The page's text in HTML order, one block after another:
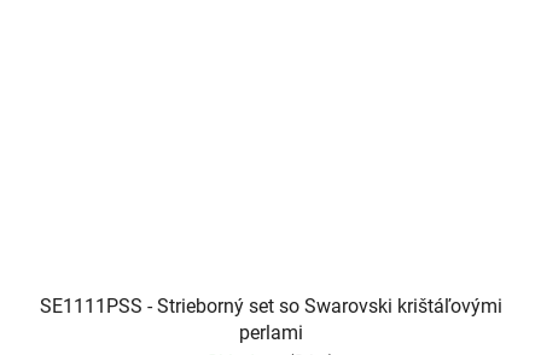
SE1111PSS - Strieborný set so Swarovski krištáľovými
perlami